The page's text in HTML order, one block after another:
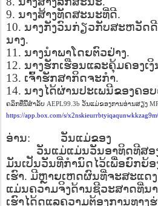
9. ນາງສ້າງທັດສະນະທີ່ດີ.
10. ນາງກັງວົນກ່ຽວກັບສະຫວັດ
ນາງ.
11. ນາງນໍາພາໂດຍຕົວຢ່າງ.
12. ນາງຮັກເຮືອນແລະຄຸ້ມຄອງເງິ
13. ເຈົ້າຮັກສາກິດຈະກໍາ.
14. ນາງໄດ້ຜ່ານປະເພນີຂອງຄອ
ຄລິກທີ່ນີ້ສໍາລັບ AEPL99.3b ວັນແມ່ຂອງການອ່ານສຽງ
https://app.box.com/s/
ອ່ານ:
ວັນແມ່ຂອງ
ວັນແມ່ແມ່ນວັນອາທິດທີສອ
ມັນເປັນວັນທີ່ກໍານົດໄວ້ເພື່ອຍົກຍ້ອ
ເຮົາ. ມີຫຼາຍເຫດຜົນທີ່ຈະສະແດງ
ແມ່ນຄວາມຈິງດ້ານຊີວະສາດທີ່ນາ
ເຮົາໄດ້ດູແລຄວາມຕ້ອງການທາງ